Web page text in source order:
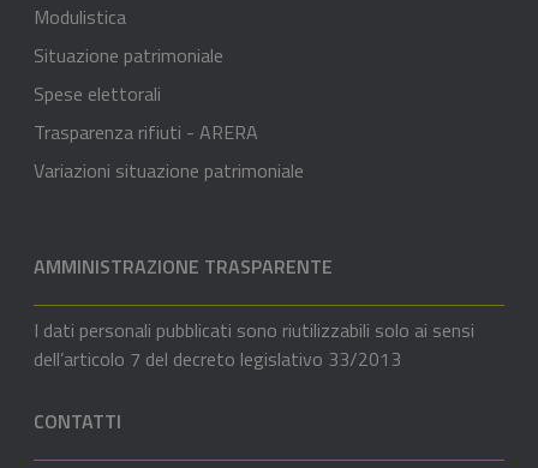
Modulistica
Situazione patrimoniale
Spese elettorali
Trasparenza rifiuti - ARERA
Variazioni situazione patrimoniale
AMMINISTRAZIONE TRASPARENTE
I dati personali pubblicati sono riutilizzabili solo ai sensi
dell’articolo 7 del decreto legislativo 33/2013
CONTATTI